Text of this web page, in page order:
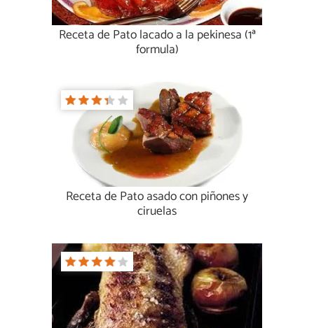
Receta de Pato lacado a la pekinesa (1ª
formula)
Receta de Pato asado con piñones y
ciruelas